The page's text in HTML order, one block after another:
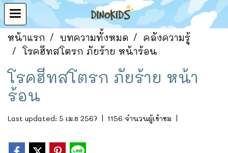
หน้าแรก บทความทั้งหมด
คลังความรู้
โรคฮีทสโตรก ภัยร้าย หน้าร้อน
โรคฮีทสโตรก ภัยร้าย หน้า
ร้อน
Last updated: 5 เม.ย 2567 | 1156 จำนวนผู้เข้าชม |